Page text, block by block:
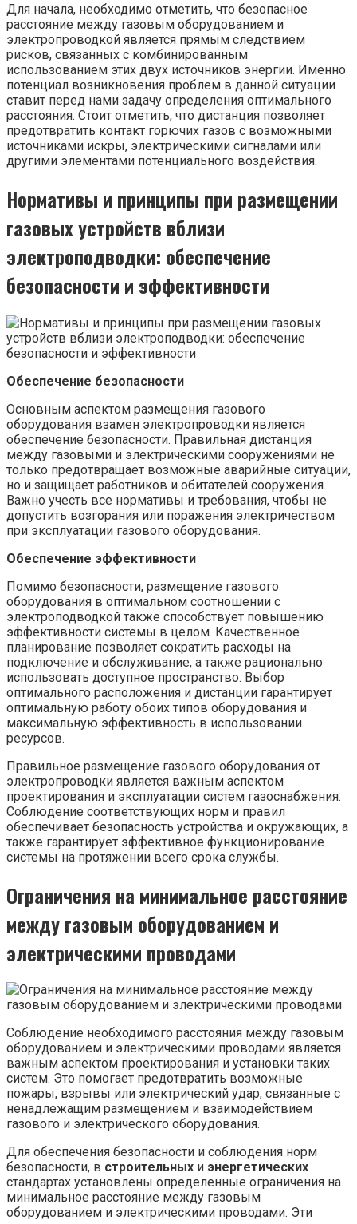
Для начала, необходимо отметить, что безопасное
расстояние между газовым оборудованием и
электропроводкой является прямым следствием
рисков, связанных с комбинированным
использованием этих двух источников энергии. Именно
потенциал возникновения проблем в данной ситуации
ставит перед нами задачу определения оптимального
расстояния. Стоит отметить, что дистанция позволяет
предотвратить контакт горючих газов с возможными
источниками искры, электрическими сигналами или
другими элементами потенциального воздействия.
Нормативы и принципы при размещении
газовых устройств вблизи
электроподводки: обеспечение
безопасности и эффективности
Обеспечение безопасности
Основным аспектом размещения газового
оборудования взамен электропроводки является
обеспечение безопасности. Правильная дистанция
между газовыми и электрическими сооружениями не
только предотвращает возможные аварийные ситуации,
но и защищает работников и обитателей сооружения.
Важно учесть все нормативы и требования, чтобы не
допустить возгорания или поражения электричеством
при эксплуатации газового оборудования.
Обеспечение эффективности
Помимо безопасности, размещение газового
оборудования в оптимальном соотношении с
электроподводкой также способствует повышению
эффективности системы в целом. Качественное
планирование позволяет сократить расходы на
подключение и обслуживание, а также рационально
использовать доступное пространство. Выбор
оптимального расположения и дистанции гарантирует
оптимальную работу обоих типов оборудования и
максимальную эффективность в использовании
ресурсов.
Правильное размещение газового оборудования от
электропроводки является важным аспектом
проектирования и эксплуатации систем газоснабжения.
Соблюдение соответствующих норм и правил
обеспечивает безопасность устройства и окружающих, а
также гарантирует эффективное функционирование
системы на протяжении всего срока службы.
Ограничения на минимальное расстояние
между газовым оборудованием и
электрическими проводами
Соблюдение необходимого расстояния между газовым
оборудованием и электрическими проводами является
важным аспектом проектирования и установки таких
систем. Это помогает предотвратить возможные
пожары, взрывы или электрический удар, связанные с
ненадлежащим размещением и взаимодействием
газового и электрического оборудования.
Для обеспечения безопасности и соблюдения норм
безопасности, в строительных и энергетических
стандартах установлены определенные ограничения на
минимальное расстояние между газовым
оборудованием и электрическими проводами. Эти